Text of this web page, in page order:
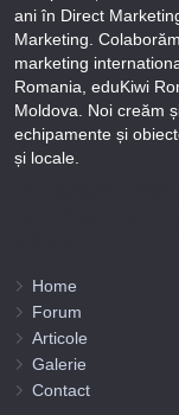
ani în Direct
Marketing.
marketing
Romania, eduKiwi
Moldova. Noi creăm
echipamente și
și locale.
Home
Forum
Articole
Galerie
Contact